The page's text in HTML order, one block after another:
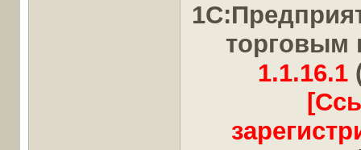
торговым
1.1.16.1